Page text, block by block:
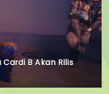
B Akan Rilis